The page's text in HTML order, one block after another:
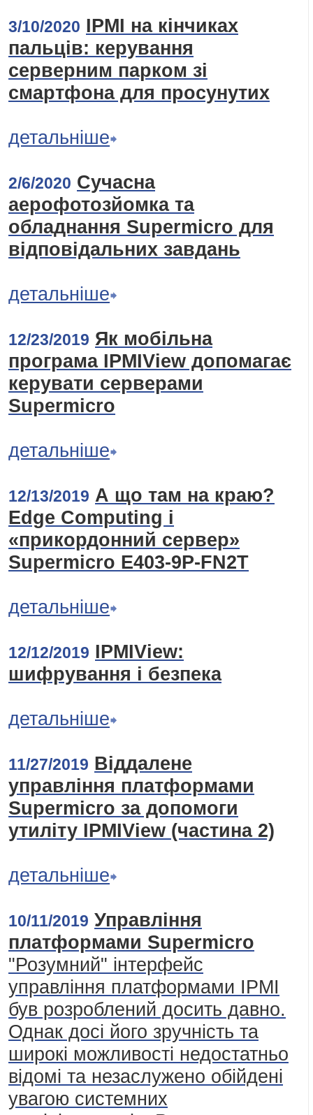
3/10/2020 IPMI на кінчиках
пальців: керування
серверним парком зі
смартфона для просунутих
детальніше
2/6/2020 Сучасна
аерофотозйомка та
обладнання Supermicro для
відповідальних завдань
детальніше
12/23/2019 Як мобільна
програма IPMIView допомагає
керувати серверами
Supermicro
детальніше
12/13/2019 А що там на краю?
Edge Computing і
«прикордонний сервер»
Supermicro E403-9P-FN2T
детальніше
12/12/2019 IPMIView:
шифрування і безпека
детальніше
11/27/2019 Віддалене
управління платформами
Supermicro за допомоги
утиліту ІРМІView (частина 2)
детальніше
10/11/2019 Управління
платформами Supermicro
"Розумний" інтерфейс
управління платформами IPMI
був розроблений досить давно.
Однак досі його зручність та
широкі можливості недостатньо
відомі та незаслужено обійдені
увагою системних